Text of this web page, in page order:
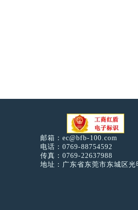
邮箱： ec@bfb-100.com
电话：0769-88754592
传真：0769-22637988
地址：广东省东莞市东城区光